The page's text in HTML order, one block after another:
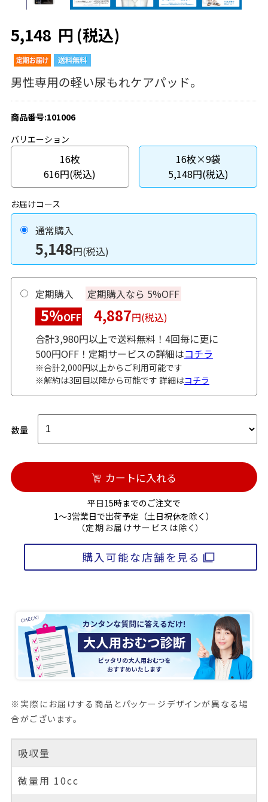
5,148 円 (税込)
男性専用の軽い尿もれケアパッド。
商品番号:101006
バリエーション
16枚
616円(税込)
16枚×9袋
5,148円(税込)
お届けコース
通常購入
5,148円(税込)
定期購入 定期購入なら 5%OFF
5%OFF 4,887円(税込)
合計3,980円以上で送料無料！4回毎に更に
500円OFF！定期サービスの詳細はコチラ
※合計2,000円以上からご利用可能です
※解約は3回目以降から可能です 詳細はコチラ
数量
カートに入れる
平日15時までのご注文で
1～3営業日で出荷予定（土日祝休を除く）
（定期お届けサービスは除く）
購入可能な店舗を見る
※実際にお届けする商品とパッケージデザインが異なる場
合がございます。
吸収量
微量用 10cc